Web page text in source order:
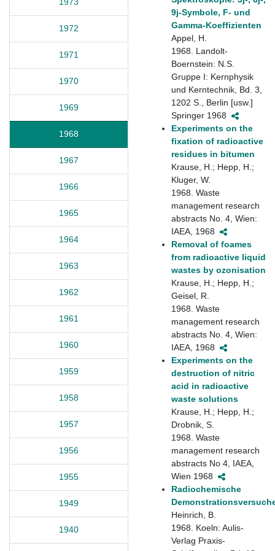
1972
1971
1970
1969
1968
1967
1966
1965
1964
1963
1962
1961
1960
1959
1958
1957
1956
1955
1949
1940
9j-Symbole, F- und
Gamma-Koeffizienten
Appel, H.
1968. Landolt-
Boernstein: N.S.
Gruppe I: Kernphysik
und Kerntechnik, Bd. 3,
1202 S., Berlin [usw.]
Springer 1968
Experiments on the
fixation of radioactive
residues in bitumen
Krause, H.; Hepp, H.;
Kluger, W.
1968. Waste
management research
abstracts No. 4, Wien:
IAEA, 1968
Removal of foames
from radioactive liquid
wastes by ozonisation
Krause, H.; Hepp, H.;
Geisel, R.
1968. Waste
management research
abstracts No. 4, Wien:
IAEA, 1968
Experiments on the
destruction of nitric
acid in radioactive
waste solutions
Krause, H.; Hepp, H.;
Drobnik, S.
1968. Waste
management research
abstracts No 4, IAEA,
Wien 1968
Radiochemische
Heinrich, B.
1968. Koeln: Aulis-
Verlag Praxis-